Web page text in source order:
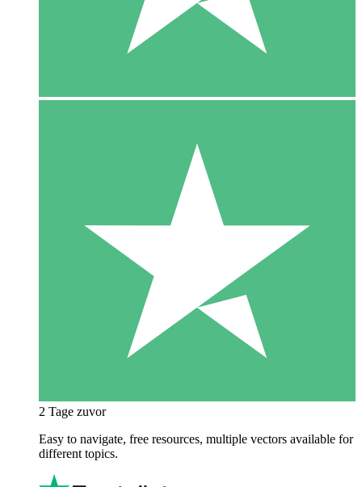
2 Tage zuvor
Easy to navigate, free resources, multiple vectors available for
different topics.